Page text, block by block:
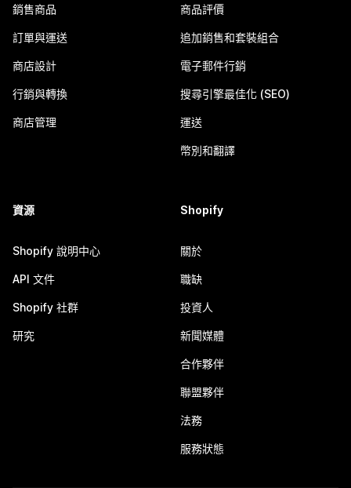
銷售商品
訂單與運送
商店設計
行銷與轉換
商店管理
商品評價
追加銷售和套裝組合
電子郵件行銷
搜尋引擎最佳化 (SEO)
運送
幣別和翻譯
資源
Shopify 說明中心
API 文件
Shopify 社群
研究
Shopify
關於
職缺
投資人
新聞媒體
合作夥伴
聯盟夥伴
法務
服務狀態